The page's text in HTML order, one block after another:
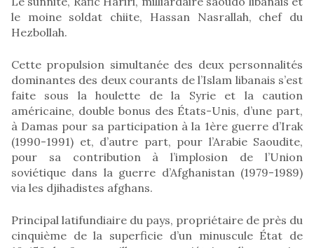
le moine soldat chiite, Hassan Nasrallah, chef du
Hezbollah.
Cette propulsion simultanée des deux personnalités
dominantes des deux courants de l’Islam libanais s’est
faite sous la houlette de la Syrie et la caution
américaine, double bonus des États-Unis, d’une part,
à Damas pour sa participation à la 1ère guerre d’Irak
(1990-1991) et, d’autre part, pour l’Arabie Saoudite,
pour sa contribution à l’implosion de l’Union
soviétique dans la guerre d’Afghanistan (1979-1989)
via les djihadistes afghans.
Principal latifundiaire du pays, propriétaire de près du
cinquième de la superficie d’un minuscule État de